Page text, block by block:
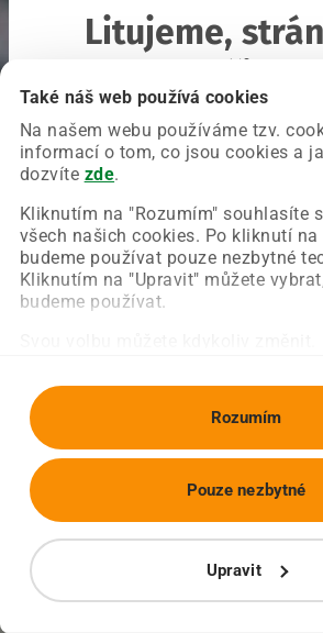
Také náš web používá cookies
Na našem webu používáme tzv.
informací o tom, co jsou cookies a
dozvíte zde.
Kliknutím na "Rozumím" souhlasíte
všech našich cookies. Po kliknutí na
budeme používat pouze nezbytné
Kliknutím na "Upravit" můžete
budeme používat.
Rozumím
Upravit
Pouze nezbytné
Litujeme,
Chyba nastala na naší straně a
Zkuste prosím znovu načíst
Obnovit stránku